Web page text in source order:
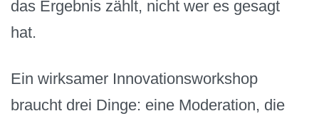
das Ergebnis zählt, nicht wer es gesagt
hat.
Ein wirksamer Innovationsworkshop
braucht drei Dinge: eine Moderation, die